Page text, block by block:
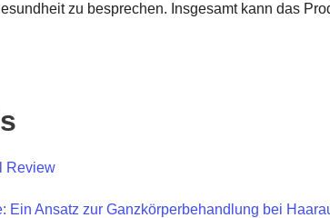
zu besprechen. Insgesamt kann das
Review
Ein Ansatz zur Ganzkörperbehandlung bei